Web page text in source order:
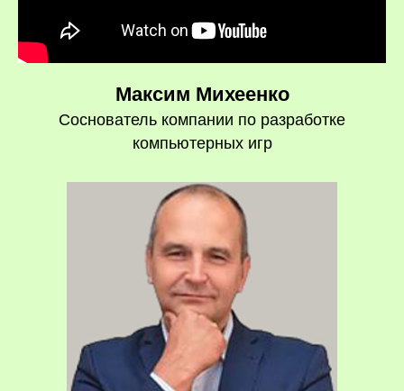
Максим Михеенко
Соснователь компании по разработке
компьютерных игр